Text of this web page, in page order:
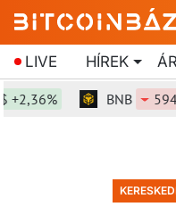
LIVE HÍREK
BNB 594,81$